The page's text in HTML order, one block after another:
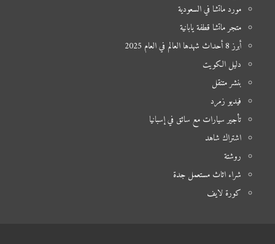
مورد ماتشا في السعودية
متجر ماتشا قطفة يابانية
أبرز 8 أحداث شهدها العالم في العام 2025
دليل الكويت
بنشر متنقل
فيديو زمرد
تأجير سيارات مع سائق في إسبانيا
اشتراك شاهد
روشتة
شراء اثاث مستعمل جدة
كورة لايف